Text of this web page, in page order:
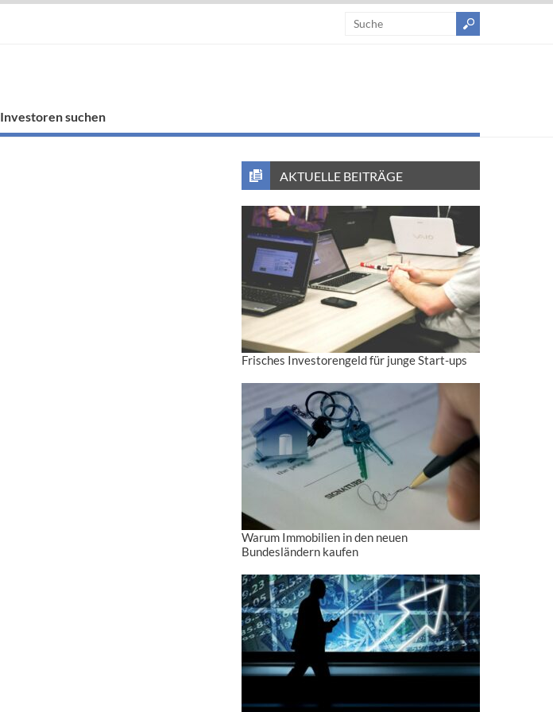
Investoren suchen
AKTUELLE BEITRÄGE
Frisches Investorengeld für junge Start-ups
Warum Immobilien in den neuen
Bundesländern kaufen